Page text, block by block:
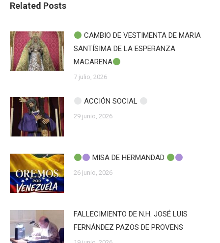
Related Posts
CAMBIO DE VESTIMENTA DE MARIA
SANTÍSIMA DE LA ESPERANZA
MACARENA
7 julio, 2026
ACCIÓN SOCIAL
29 junio, 2026
MISA DE HERMANDAD
26 junio, 2026
FALLECIMIENTO DE N.H. JOSÉ LUIS
FERNÁNDEZ PAZOS DE PROVENS